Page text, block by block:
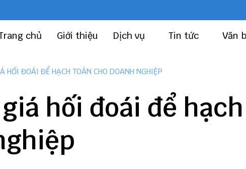
chủ Giới thiệu Dịch vụ Tin tức Văn
HỐI ĐOÁI ĐỂ HẠCH TOÁN CHO DOANH NGHIỆP
hối đoái để hạch